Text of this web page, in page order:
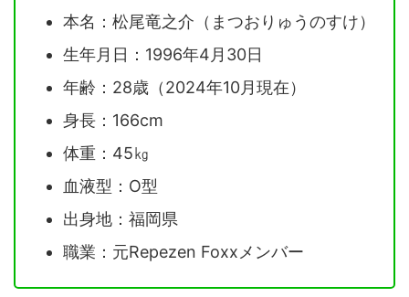
本名：松尾竜之介（まつおりゅうのすけ）
生年月日：1996年4月30日
年齢：28歳（2024年10月現在）
身長：166cm
体重：45㎏
血液型：O型
出身地：福岡県
職業：元Repezen Foxxメンバー